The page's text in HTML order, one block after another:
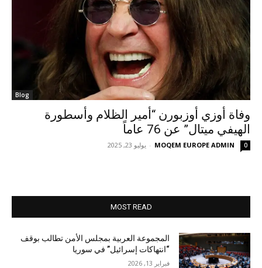
Blog
وفاة أوزي أوزبورن “أمير الظلام وأسطورة
الهيفي ميتال” عن 76 عاماً
MOQEM EUROPE ADMIN
- يوليو 23, 2025 0
MOST READ
المجموعة العربية بمجلس الأمن تطالب بوقف
“انتهاكات إسرائيل” في سوريا
فبراير 13, 2026